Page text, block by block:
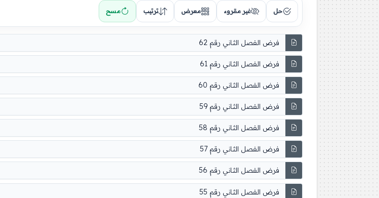
حل غير مقروء معرض ترتيب مسح
فرض الفصل الثاني رقم 62
فرض الفصل الثاني رقم 61
فرض الفصل الثاني رقم 60
فرض الفصل الثاني رقم 59
فرض الفصل الثاني رقم 58
فرض الفصل الثاني رقم 57
فرض الفصل الثاني رقم 56
فرض الفصل الثاني رقم 55